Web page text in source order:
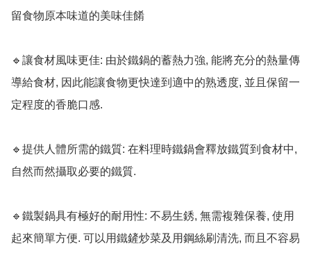
留食物原本味道的美味佳餚
🔹讓食材風味更佳: 由於鐵鍋的蓄熱力強, 能將充分的熱量傳
導給食材, 因此能讓食物更快達到適中的熟透度, 並且保留一
定程度的香脆口感.
🔹提供人體所需的鐵質: 在料理時鐵鍋會釋放鐵質到食材中,
自然而然攝取必要的鐵質.
🔹鐵製鍋具有極好的耐用性: 不易生銹, 無需複雜保養, 使用
起來簡單方便. 可以用鐵鏟炒菜及用鋼絲刷清洗, 而且不容易